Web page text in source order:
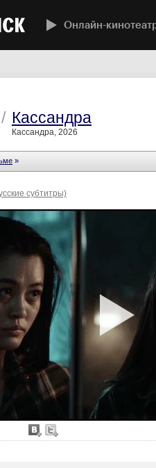
Онлайн-
/ Кассандра
Кассандра, 2026
»
субтитры)